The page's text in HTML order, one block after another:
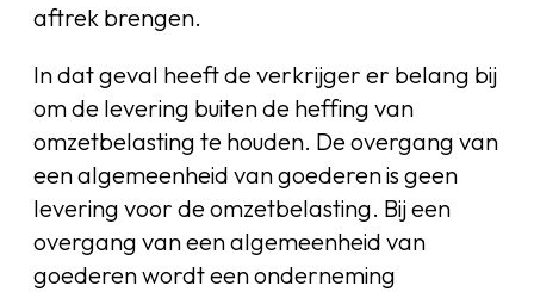
aftrek brengen.
In dat geval heeft de verkrijger er belang bij
om de levering buiten de heffing van
omzetbelasting te houden. De overgang van
een algemeenheid van goederen is geen
levering voor de omzetbelasting. Bij een
overgang van een algemeenheid van
goederen wordt een onderneming